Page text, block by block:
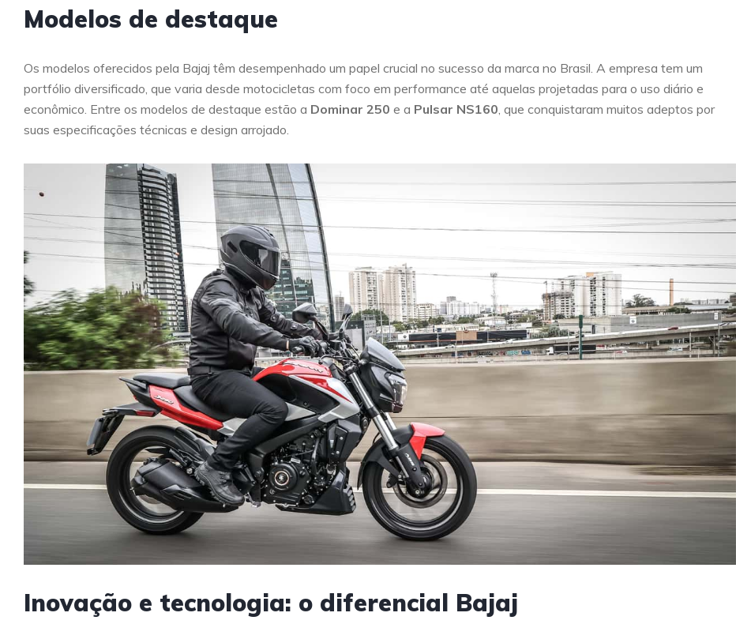
Modelos de destaque
Os modelos oferecidos pela Bajaj têm desempenhado um papel crucial no sucesso da marca no Brasil. A empresa tem um
portfólio diversificado, que varia desde motocicletas com foco em performance até aquelas projetadas para o uso diário e
econômico. Entre os modelos de destaque estão a Dominar 250 e a Pulsar NS160, que conquistaram muitos adeptos por
suas especificações técnicas e design arrojado.
Inovação e tecnologia: o diferencial Bajaj